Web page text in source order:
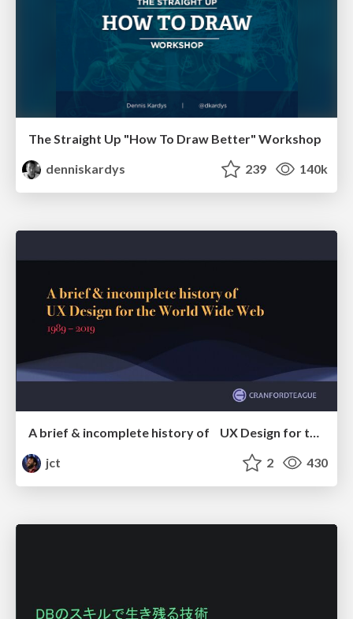
The Straight Up "How To Draw Better" Workshop
denniskardys
239 140k
A brief & incomplete history of UX Design for the World Wide Web: 1989–2019
jct
2 430